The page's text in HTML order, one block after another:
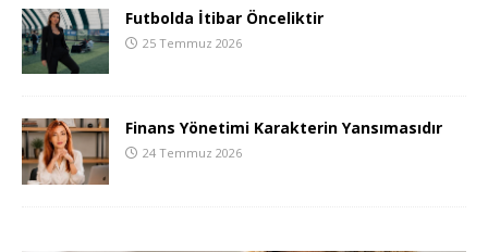
Futbolda İtibar Önceliktir
25 Temmuz 2026
Finans Yönetimi Karakterin Yansımasıdır
24 Temmuz 2026